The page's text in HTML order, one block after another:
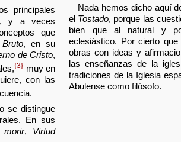
principales
y a veces
que
, en su
de Cristo,
{3} muy en
con las
se distingue
En sus
morir, Virtud
Nada hemos dicho aquí
el Tostado, porque las
bien que al natural y
eclesiástico. Por cierto
obras con ideas y
las enseñanzas de la
tradiciones de la Iglesia
Abulense como filósofo.